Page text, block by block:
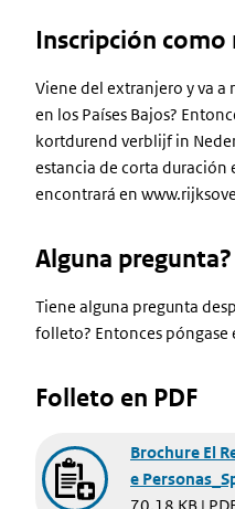
Inscripción como
Viene del extranjero y va a
en los Países Bajos?
kortdurend verblijf in
estancia de corta duración
encontrará en
Alguna pregunta?
Tiene alguna pregunta
folleto? Entonces
Folleto en PDF
Document
Brochure El
e